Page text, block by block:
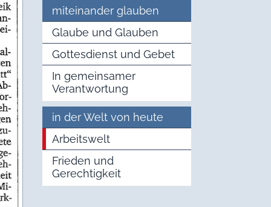
miteinander glauben
Glaube und Glauben
Gottesdienst und Gebet
In gemeinsamer
Verantwortung
in der Welt von heute
Arbeitswelt
Frieden und
Gerechtigkeit